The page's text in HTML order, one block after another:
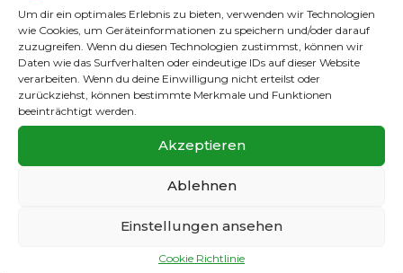
Um dir ein optimales Erlebnis zu bieten, verwenden wir Technologien
wie Cookies, um Geräteinformationen zu speichern und/oder darauf
zuzugreifen. Wenn du diesen Technologien zustimmst, können wir
Daten wie das Surfverhalten oder eindeutige IDs auf dieser Website
verarbeiten. Wenn du deine Einwilligung nicht erteilst oder
zurückziehst, können bestimmte Merkmale und Funktionen
beeinträchtigt werden.
Akzeptieren
Ablehnen
Einstellungen ansehen
Cookie Richtlinie
aber R.W. Neukölln verhindert ein ums andere
Mal den Torjubel. Nach einer Torlosen ersten
Hälfte hofften wir auf unseren ersten Dreier
seit Monaten aber der Schiedsrichter und die
Jungs aus Neukölln hatten was dagegen. Bei
einem unserer Angriffe eilte Neuköllns Torwart
aus seinen Kasten und senst Jonathan um
glattes Rot auch der Trainer der Neuköllner ist
der Meinung anstatt Rot gibt es nur Gelb und
Freistoß. Wie schon so oft in dieser Saison der
Abseitsverdächtiger Position kommt der Ball
geben nicht auf rennen weiter auf das Tor der